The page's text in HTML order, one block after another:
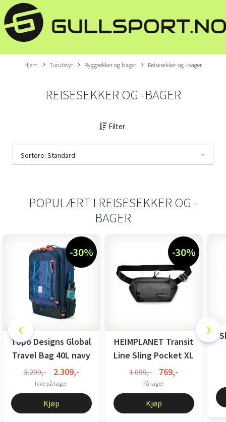
Hjem Turutstyr Ryggsekker og bager Reisesekker og -bager
REISESEKKER OG -BAGER
Filter
Sortere: Standard
POPULÆRT I REISESEKKER OG -
BAGER
-30%
Topo Designs Global
Travel Bag 40L navy
3.299,- 2.309,-
Ikke på lager
Kjøp
-30%
HEIMPLANET Transit
Line Sling Pocket XL
1.099,- 769,-
På lager
Kjøp
‹ ›